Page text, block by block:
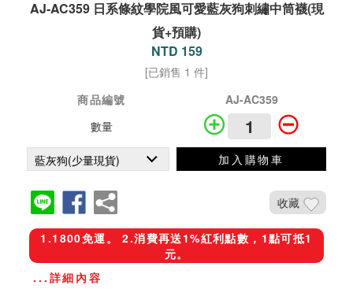
AJ-AC359 日系條紋學院風可愛藍灰狗刺繡中筒襪(現
貨+預購)
NTD 159
[已銷售 1 件]
商品編號
AJ-AC359
數量
加入購物車
收藏
1.1800免運。 2.消費再送1%紅利點數，1點可抵1
元。
...詳細內容